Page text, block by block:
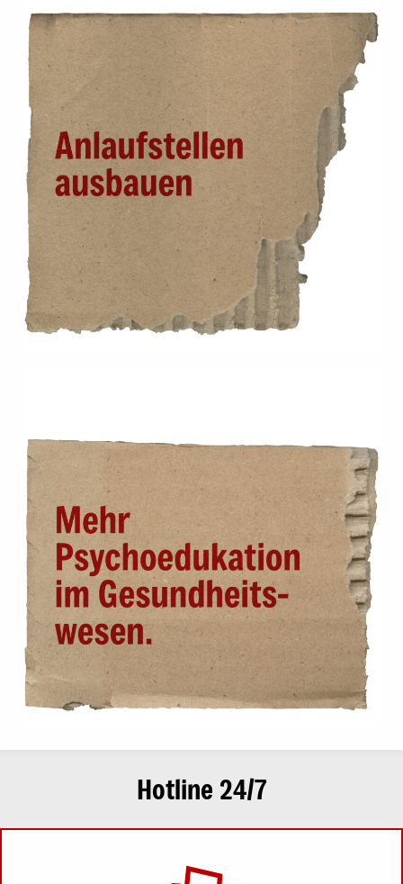
Hotline 24/7